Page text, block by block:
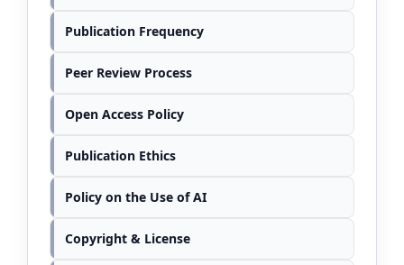
Publication Frequency
Peer Review Process
Open Access Policy
Publication Ethics
Policy on the Use of AI
Copyright & License